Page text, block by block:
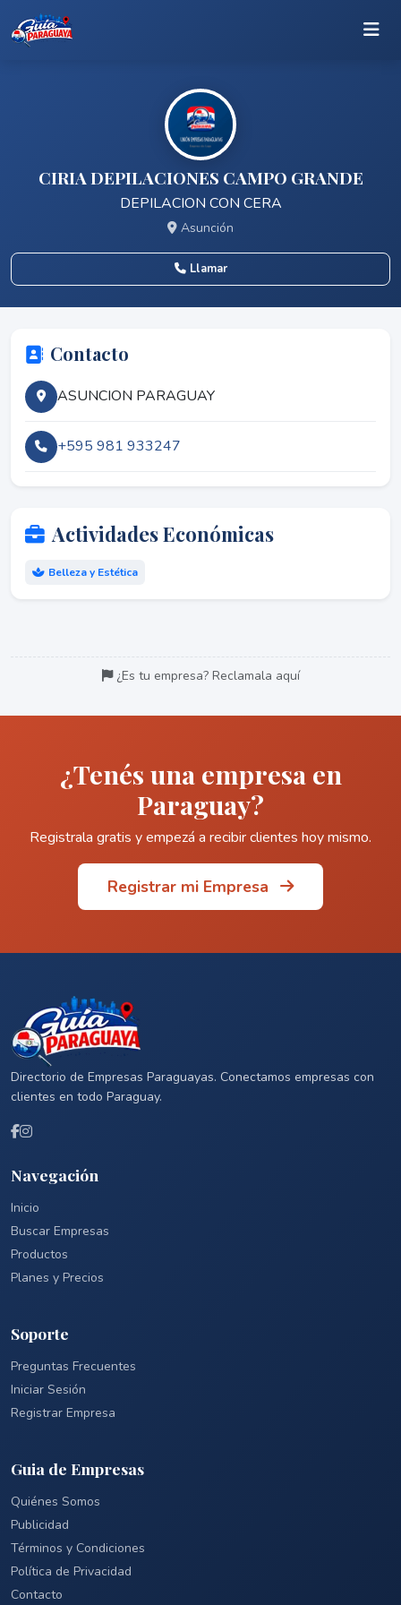
CIRIA DEPILACIONES CAMPO GRANDE
DEPILACION CON CERA
Asunción
Llamar
Contacto
ASUNCION PARAGUAY
+595 981 933247
Actividades Económicas
Belleza y Estética
¿Es tu empresa? Reclamala aquí
¿Tenés una empresa en
Paraguay?
Registrala gratis y empezá a recibir clientes hoy mismo.
Registrar mi Empresa
Directorio de Empresas Paraguayas. Conectamos empresas con
clientes en todo Paraguay.
Navegación
Inicio
Buscar Empresas
Productos
Planes y Precios
Soporte
Preguntas Frecuentes
Iniciar Sesión
Registrar Empresa
Guia de Empresas
Quiénes Somos
Publicidad
Términos y Condiciones
Política de Privacidad
Contacto